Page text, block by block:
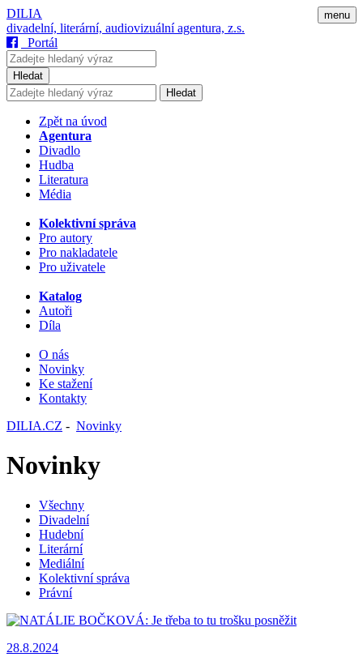
menu
DILIA
divadelní, literární, audiovizuální agentura, z.s.
Portál
Hledat
Hledat
Zpět na úvod
Agentura
Divadlo
Hudba
Literatura
Média
Kolektivní správa
Pro autory
Pro nakladatele
Pro uživatele
Katalog
Autoři
Díla
O nás
Novinky
Ke stažení
Kontakty
DILIA.CZ - Novinky
Novinky
Všechny
Divadelní
Hudební
Literární
Mediální
Kolektivní správa
Právní
28.8.2024